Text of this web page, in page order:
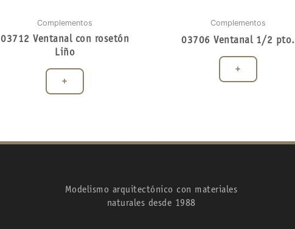
Complementos
03712 Ventanal con rosetón
Liño
+
Complementos
03706 Ventanal 1/2 pto.
+
Modelismo arquitectónico con materiales
naturales desde 1988